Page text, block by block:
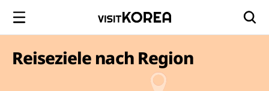
Reiseziele nach Region